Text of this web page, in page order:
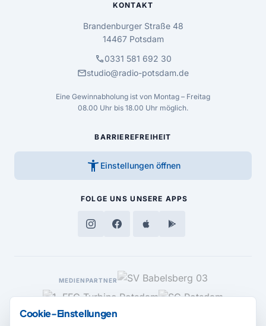
KONTAKT
Brandenburger Straße 48
14467 Potsdam
call0331 581 692 30
mailstudio@radio-potsdam.de
Eine Gewinnabholung ist von Montag – Freitag
08.00 Uhr bis 18.00 Uhr möglich.
BARRIEREFREIHEIT
accessibility_new Einstellungen öffnen
FOLGE UNS UNSERE APPS
MEDIENPARTNER
Cookie-Einstellungen